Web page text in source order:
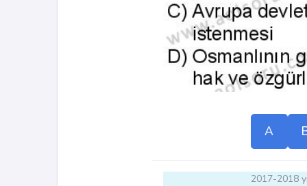
A
2017-2018